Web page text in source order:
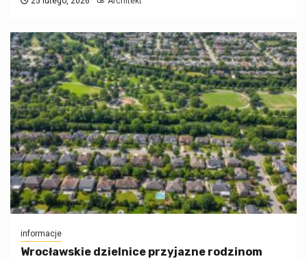
informacje
Wrocławskie dzielnice przyjazne rodzinom